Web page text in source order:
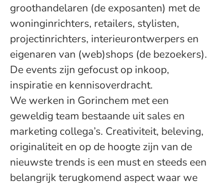
groothandelaren (de exposanten) met de
woninginrichters, retailers, stylisten,
projectinrichters, interieurontwerpers en
eigenaren van (web)shops (de bezoekers).
De events zijn gefocust op inkoop,
inspiratie en kennisoverdracht.
We werken in Gorinchem met een
geweldig team bestaande uit sales en
marketing collega’s. Creativiteit, beleving,
originaliteit en op de hoogte zijn van de
nieuwste trends is een must en steeds een
belangrijk terugkomend aspect waar we